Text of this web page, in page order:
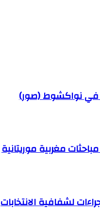
في نواكشوط (صور)
مغربية موريتانية
لشفافية الانتخابات